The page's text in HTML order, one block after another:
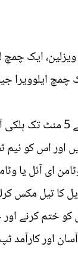
ایک چمچ
چمچ ایلوویرا
ای آئل یا
کا تیل مکس
کو ختم کرنے
اور کارآمد